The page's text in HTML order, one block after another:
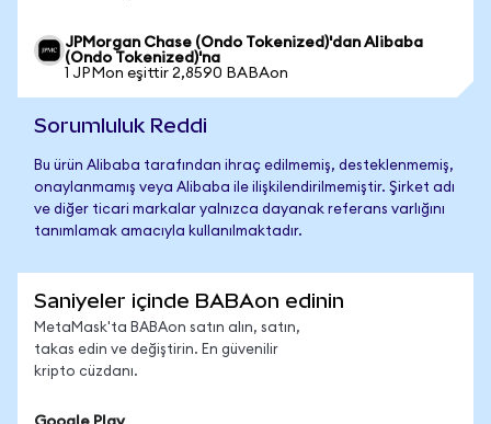
JPMorgan Chase (Ondo Tokenized)'dan Alibaba
(Ondo Tokenized)'na
1 JPMon eşittir 2,8590 BABAon
Sorumluluk Reddi
Bu ürün Alibaba tarafından ihraç edilmemiş, desteklenmemiş,
onaylanmamış veya Alibaba ile ilişkilendirilmemiştir. Şirket adı
ve diğer ticari markalar yalnızca dayanak referans varlığını
tanımlamak amacıyla kullanılmaktadır.
Saniyeler içinde BABAon edinin
MetaMask'ta BABAon satın alın, satın,
takas edin ve değiştirin. En güvenilir
kripto cüzdanı.